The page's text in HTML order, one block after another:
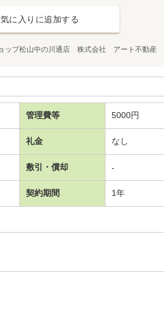
に入りに追加する
ップ松山中の川通店 株式会社 アート不動産
管理費等 5000円
礼金 なし
敷引・償却 -
契約期間 1年